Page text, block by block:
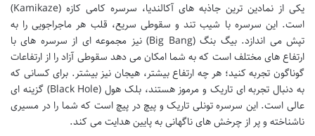
یکی از نمادین ترین جاذبه های آکالندیا، سرسره کامی کازه (Kamikaze)
است. این سرسره با شیب تند و سقوطی سریع، قلب هر ماجراجویی را به
تپش می اندازد. بیگ بنگ (Big Bang) نیز مجموعه ای از سرسره های با
ارتفاع های مختلف است که به شما امکان می دهد سقوطی آزاد را از ارتفاعات
گوناگون تجربه کنید؛ هر چه ارتفاع بیشتر، هیجان نیز بیشتر. برای کسانی که
به دنبال تجربه ای تاریک و مرموز هستند، بلک هول (Black Hole) گزینه ای
عالی است. این سرسره تونلی تاریک و پیچ در پیچ است که شما را در مسیری
ناشناخته و پر از چرخش های ناگهانی به پایین هدایت می کند.